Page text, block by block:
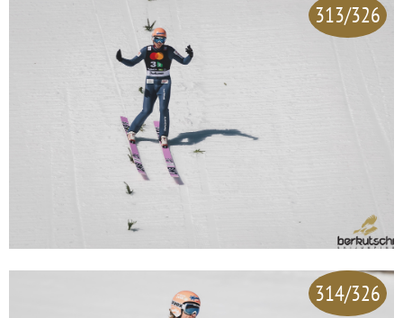
313/326
314/326